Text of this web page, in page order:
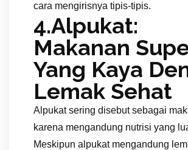
cara mengirisnya tipis-tipis.
4.Alpukat:
Makanan
Yang Kaya
Lemak Sehat
Alpukat sering disebut sebagai
karena mengandung nutrisi yang
Meskipun alpukat mengandung